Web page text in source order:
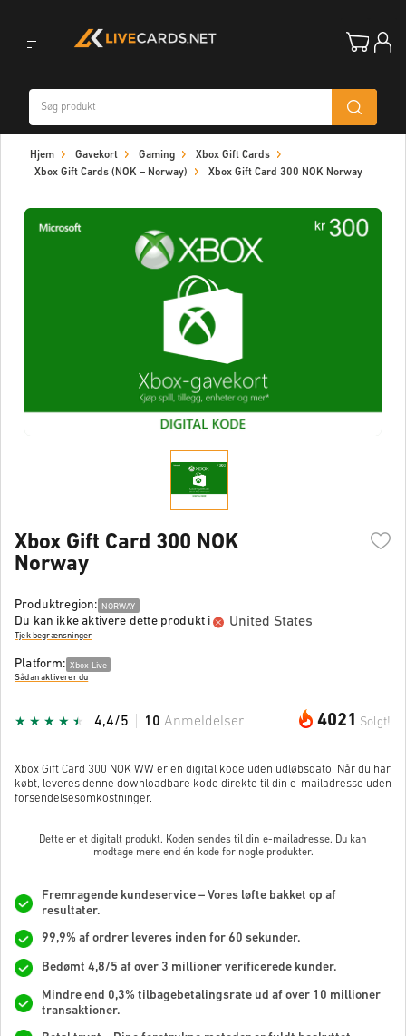
navigation
Hjem Gavekort Gaming
Xbox Gift Cards
Xbox Gift Cards (NOK – Norway)
Xbox Gift Card 300 NOK Norway
Xbox Gift Card 300 NOK
Norway
Produktregion: NORWAY
Du kan ikke aktivere dette produkt i United States
Tjek begrænsninger
Platform: Xbox Live
Sådan aktiverer du
4021 Solgt!
4,4/5 10 Anmeldelser
Xbox Gift Card 300 NOK WW er en digital kode uden udløbsdato. Når du har
købt, leveres denne downloadbare kode direkte til din e-mailadresse uden
forsendelsesomkostninger.
Dette er et digitalt produkt. Koden sendes til din e-mailadresse. Du kan
modtage mere end én kode for nogle produkter.
Fremragende kundeservice – Vores løfte bakket op af
resultater.
99,9% af ordrer leveres inden for 60 sekunder.
Bedømt 4,8/5 af over 3 millioner verificerede kunder.
Mindre end 0,3% tilbagebetalingsrate ud af over 10 millioner
transaktioner.